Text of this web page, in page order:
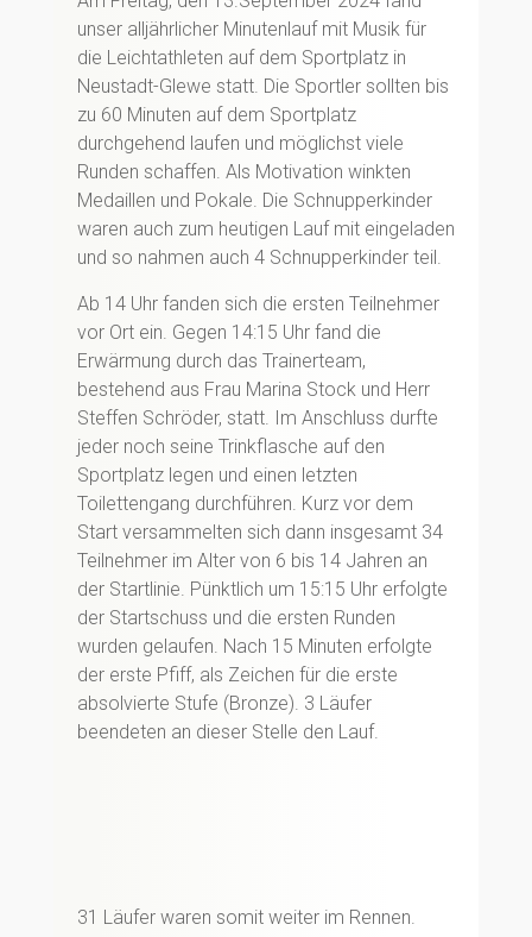
unser alljährlicher Minutenlauf mit Musik für
die Leichtathleten auf dem Sportplatz in
Neustadt-Glewe statt. Die Sportler sollten bis
zu 60 Minuten auf dem Sportplatz
durchgehend laufen und möglichst viele
Runden schaffen. Als Motivation winkten
Medaillen und Pokale. Die Schnupperkinder
waren auch zum heutigen Lauf mit eingeladen
und so nahmen auch 4 Schnupperkinder teil.
Ab 14 Uhr fanden sich die ersten Teilnehmer
vor Ort ein. Gegen 14:15 Uhr fand die
Erwärmung durch das Trainerteam,
bestehend aus Frau Marina Stock und Herr
Steffen Schröder, statt. Im Anschluss durfte
jeder noch seine Trinkflasche auf den
Sportplatz legen und einen letzten
Toilettengang durchführen. Kurz vor dem
Start versammelten sich dann insgesamt 34
Teilnehmer im Alter von 6 bis 14 Jahren an
der Startlinie. Pünktlich um 15:15 Uhr erfolgte
der Startschuss und die ersten Runden
wurden gelaufen. Nach 15 Minuten erfolgte
der erste Pfiff, als Zeichen für die erste
absolvierte Stufe (Bronze). 3 Läufer
beendeten an dieser Stelle den Lauf.
31 Läufer waren somit weiter im Rennen.